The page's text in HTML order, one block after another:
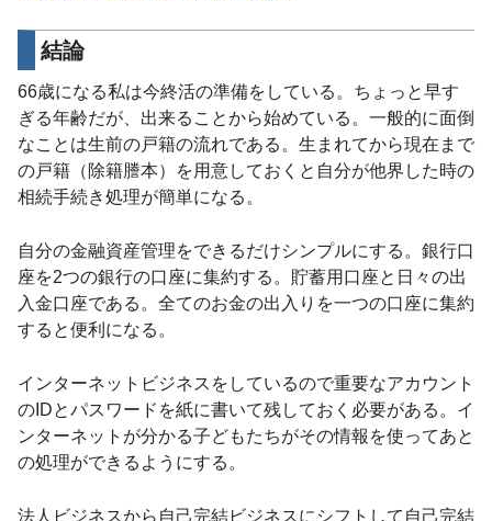
結論
66歳になる私は今終活の準備をしている。ちょっと早す
ぎる年齢だが、出来ることから始めている。一般的に面倒
なことは生前の戸籍の流れである。生まれてから現在まで
の戸籍（除籍謄本）を用意しておくと自分が他界した時の
相続手続き処理が簡単になる。
自分の金融資産管理をできるだけシンプルにする。銀行口
座を2つの銀行の口座に集約する。貯蓄用口座と日々の出
入金口座である。全てのお金の出入りを一つの口座に集約
すると便利になる。
インターネットビジネスをしているので重要なアカウント
のIDとパスワードを紙に書いて残しておく必要がある。イ
ンターネットが分かる子どもたちがその情報を使ってあと
の処理ができるようにする。
法人ビジネスから自己完結ビジネスにシフトして自己完結